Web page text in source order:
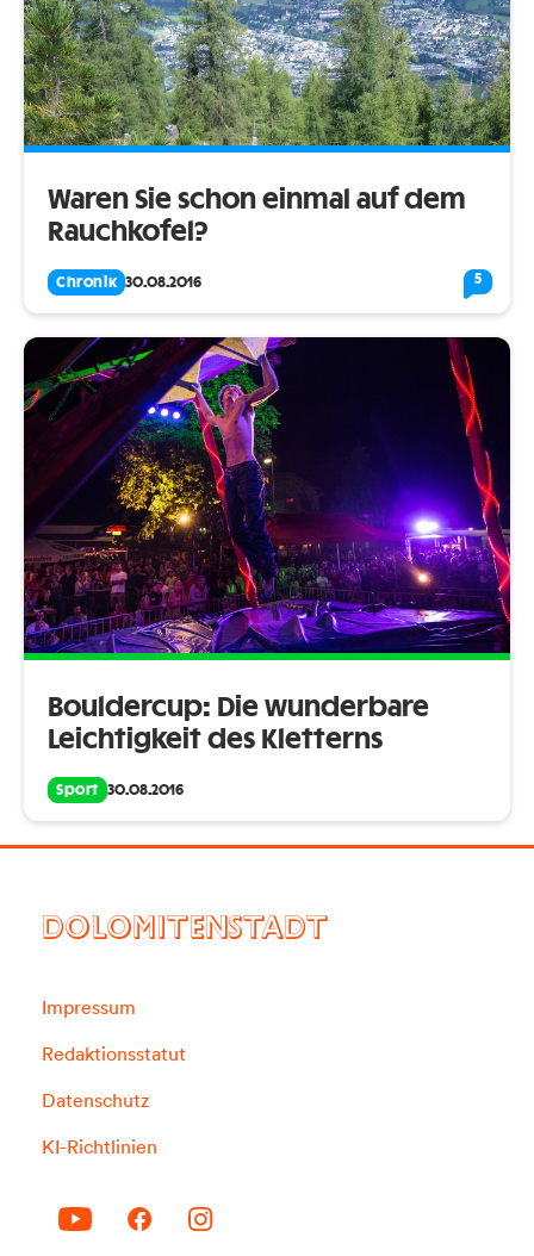
Waren Sie schon einmal auf dem
Rauchkofel?
Chronik 30.08.2016 5
Bouldercup: Die wunderbare
Leichtigkeit des Kletterns
Sport 30.08.2016
DOLOMITENSTADT
Impressum
Redaktionsstatut
Datenschutz
KI-Richtlinien